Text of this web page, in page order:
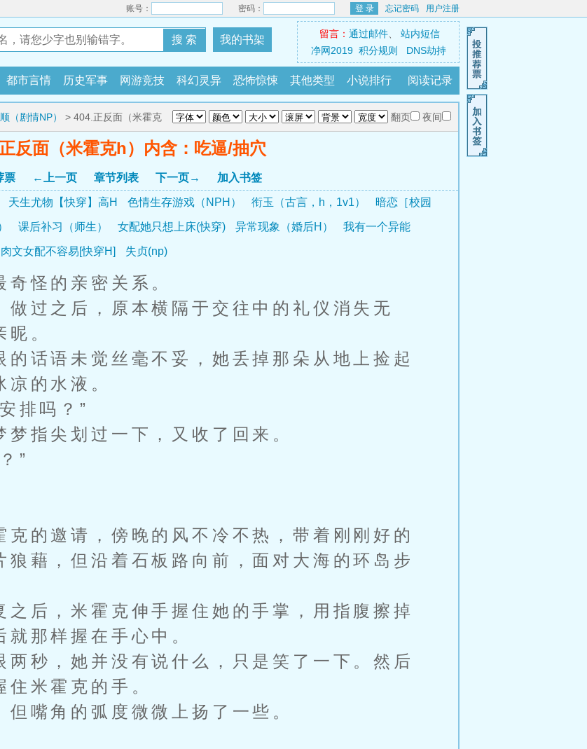
账号： 密码： 登 录 忘记密码 用户注册
搜 索 我的书架 留言： 通过邮件
站内短信
净网2019 积分规则 DNS劫持
都市言情 历史军事 网游竞技 科幻灵异 恐怖惊悚 其他类型 小说排行 阅读记录
翻页 夜间
（剧情NP） > 404.正反面（米霍克
反面（米霍克h）内含：吃逼/抽穴
票 ←上一页 章节列表 下一页→ 加入书签
天生尤物【快穿】高H 色情生存游戏（NPH） 衔玉（古言，h，1v1） 暗恋［校园
课后补习（师生） 女配她只想上床(快穿) 异常现象（婚后H） 我有一个异能
肉文女配不容易[快穿H] 失贞(np)
怪的亲密关系。
过之后，原本横隔于交往中的礼仪消失无
。
话语未觉丝毫不妥，她丢掉那朵从地上捡起
的水液。
排吗？”
指尖划过一下，又收了回来。
”
的邀请，傍晚的风不冷不热，带着刚刚好的
狼藉，但沿着石板路向前，面对大海的环岛步
后，米霍克伸手握住她的手掌，用指腹擦掉
那样握在手心中。
秒，她并没有说什么，只是笑了一下。然后
米霍克的手。
嘴角的弧度微微上扬了一些。